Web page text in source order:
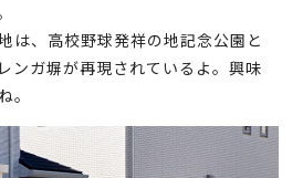
は、高校野球発祥の地記念公園と
ンガ塀が再現されているよ。興味
。